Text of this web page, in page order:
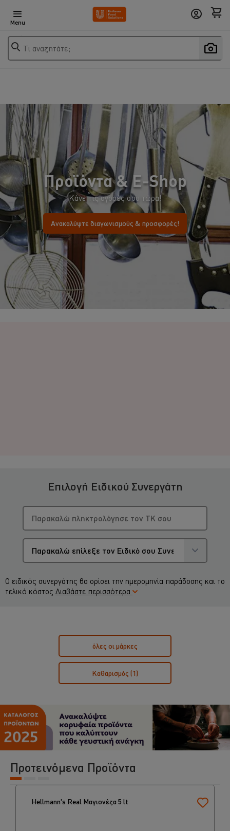
Menu
Τι αναζητάτε;
Προϊόντα & E-Shop
Κάνε τις αγορές σου τώρα!
Ανακαλύψτε διαγωνισμούς & προσφορές!
Επιλογή Ειδικού Συνεργάτη
Ο ειδικός συνεργάτης θα ορίσει την ημερομηνία παράδοσης και το
τελικό κόστος Διαβάστε περισσότερα
όλες οι μάρκες
Καθαρισμός (1)
Προτεινόμενα Προϊόντα
Hellmann's Real Μαγιονέζα 5 lt